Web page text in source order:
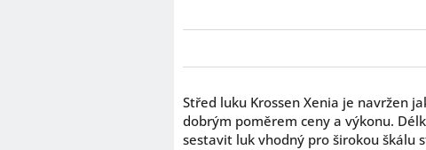
Střed luku Krossen Xenia je navržen
dobrým poměrem ceny a výkonu.
sestavit luk vhodný pro širokou škálu